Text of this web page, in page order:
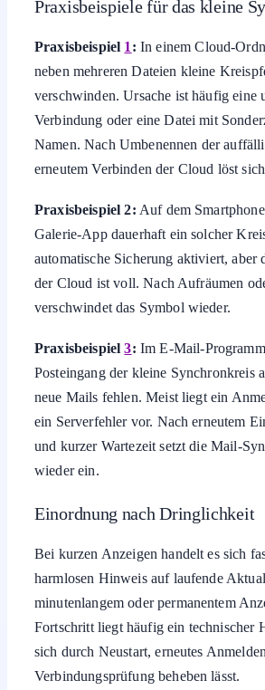
Praxisbeispiele für das kleine
Praxisbeispiel 1 : In einem Cloud-
neben mehreren Dateien kleine
verschwinden. Ursache ist häufig eine
Verbindung oder eine Datei mit
Namen. Nach Umbenennen der
erneutem Verbinden der Cloud löst
Praxisbeispiel 2: Auf dem
Galerie-App dauerhaft ein solcher
automatische Sicherung aktiviert, aber
der Cloud ist voll. Nach Aufräumen
verschwindet das Symbol wieder.
Praxisbeispiel3: Im E-Mail-
Posteingang der kleine Synchronkreis
neue Mails fehlen. Meist liegt ein
ein Serverfehler vor. Nach erneutem
und kurzer Wartezeit setzt die Mail-
wieder ein.
Einordnung nach Dringlichkeit
Bei kurzen Anzeigen handelt es sich
harmlosen Hinweis auf laufende
minutenlangem oder permanentem
Fortschritt liegt häufig ein technischer
sich durch Neustart, erneutes
Verbindungsprüfung beheben lässt.